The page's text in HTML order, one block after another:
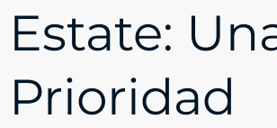
Estate:
Prioridad